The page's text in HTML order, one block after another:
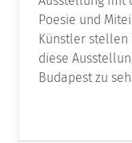
Poesie und
Künstler stellen
diese
Budapest zu